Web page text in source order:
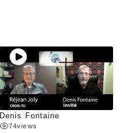
Denis Fontaine
74views